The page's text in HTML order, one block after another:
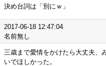
決め台詞は「別にｗ」
2017-06-18 12:47:04
名前無し
三歳まで愛情をかけたら大丈夫、
いでほしかった。